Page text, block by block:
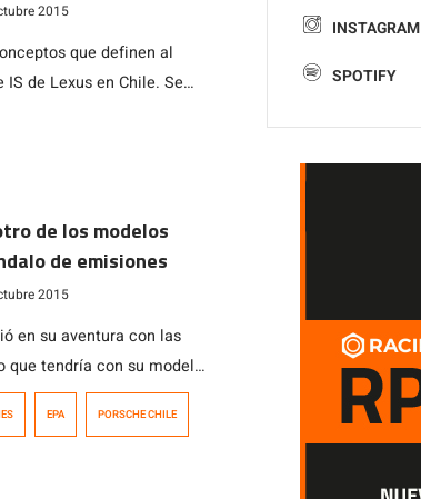
2015
que definen al
de Lexus en Chile. Se
de lujo de renovado
de los modelos
de emisiones
2015
en su aventura con las
que tendría con su modelo
poderosa estrategia de
pues el Grupo
EPA PORSCHE CHILE
INSTAGRAM
SPOTIFY